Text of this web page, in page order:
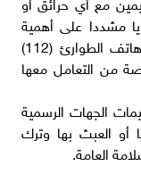
مشددا على أهمية
الإبلاغ الفوري عن مثل هذه الحالات عبر هاتف الطوارئ (112)
من التعامل معها
الجهات الرسمية
العبث بها وترك
العامة.